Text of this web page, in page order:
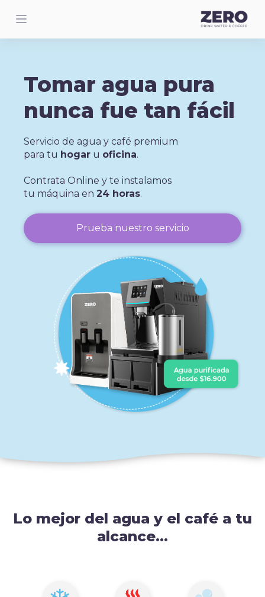
Tomar agua pura
nunca fue tan fácil
Servicio de agua y café premium
para tu hogar u oficina.
Contrata Online y te instalamos
tu máquina en 24 horas.
Prueba nuestro servicio
Lo mejor del agua y el café a tu
alcance...